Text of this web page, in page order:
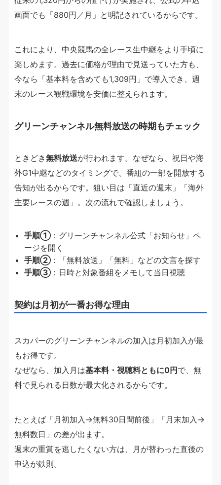
画面でも「880円／月」と明記されているからです。
これにより、中央競馬の全レース生中継をより手頃に
楽しめます。過去に価格が理由で見送っていた方も、
今なら「基本料を含めても1,309円」で導入でき、週
末のレース観戦環境を安価に整えられます。
グリーンチャンネル無料放送の時期もチェック
ときどき無料放送が行われます。なぜなら、祝日や海
外G1中継などのタイミングで、番組の一部を開放する
告知が出るからです。狙い目は「直近の週末」「海外
主要レースの週」。次の流れで確認しましょう。
手順① ：グリーンチャンネル公式「お知らせ」ペ
ージを開く
手順② ：「無料放送」「無料」などの文言を探す
手順③ ：日時と対象番組をメモして当日視聴
契約は月初が一番お得な理由
スカパーのグリーンチャンネルの加入は月初加入が最
もお得です。
なぜなら、加入月は基本料・視聴料ともに0円 で、無
料で見られる日数が最大化されるからです。
たとえば「月初加入→無料30日間前後」「月末加入→
無料数日」の差が出ます。
週末の重賞を逃したくない方は、月が替わった直後の
申込が鉄則。